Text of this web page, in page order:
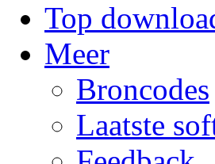
Top
Meer
Broncodes
Laatste